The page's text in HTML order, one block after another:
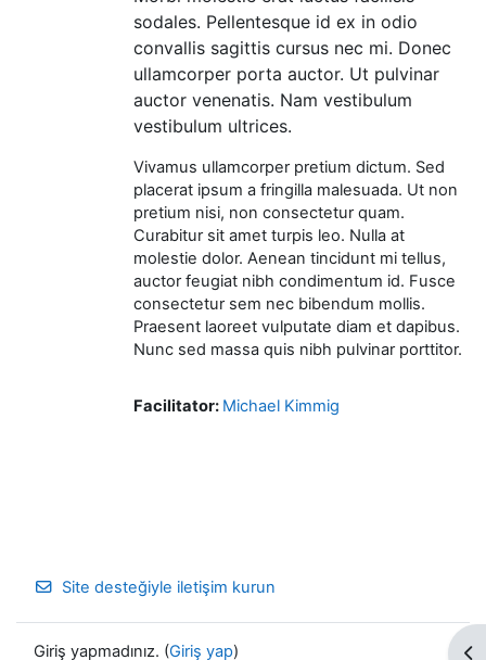
sodales. Pellentesque id ex in odio
convallis sagittis cursus nec mi. Donec
ullamcorper porta auctor. Ut pulvinar
auctor venenatis. Nam vestibulum
vestibulum ultrices.
Vivamus ullamcorper pretium dictum. Sed
placerat ipsum a fringilla malesuada. Ut non
pretium nisi, non consectetur quam.
Curabitur sit amet turpis leo. Nulla at
molestie dolor. Aenean tincidunt mi tellus,
auctor feugiat nibh condimentum id. Fusce
consectetur sem nec bibendum mollis.
Praesent laoreet vulputate diam et dapibus.
Nunc sed massa quis nibh pulvinar porttitor.
Facilitator: Michael Kimmig
Site desteğiyle iletişim kurun
Giriş yapmadınız. (Giriş yap)